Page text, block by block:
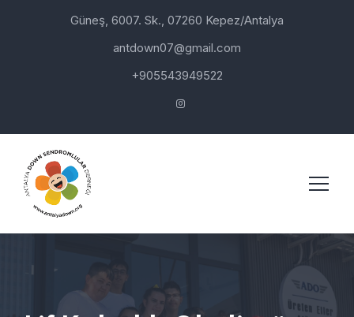
Güneş, 6007. Sk., 07260 Kepez/Antalya
antdown07@gmail.com
+905543949522